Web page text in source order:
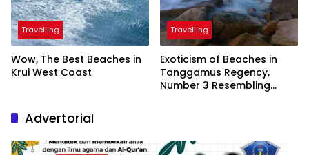
Travelling
Wow, The Best Beaches in
Krui West Coast
Travelling
Exoticism of Beaches in
Tanggamus Regency,
Number 3 Resembling
Advertorial